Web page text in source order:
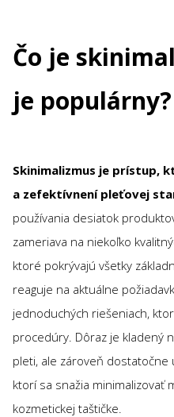
Čo je
je populárny?
Skinimalizmus je prístup,
a zefektívnení pleťovej
používania desiatok
zameriava na niekoľko
ktoré pokrývajú všetky
reaguje na aktuálne
jednoduchých riešeniach,
procedúry. Dôraz je kladený
pleti, ale zároveň dostatočne
ktorí sa snažia minimalizovať
kozmetickej taštičke.